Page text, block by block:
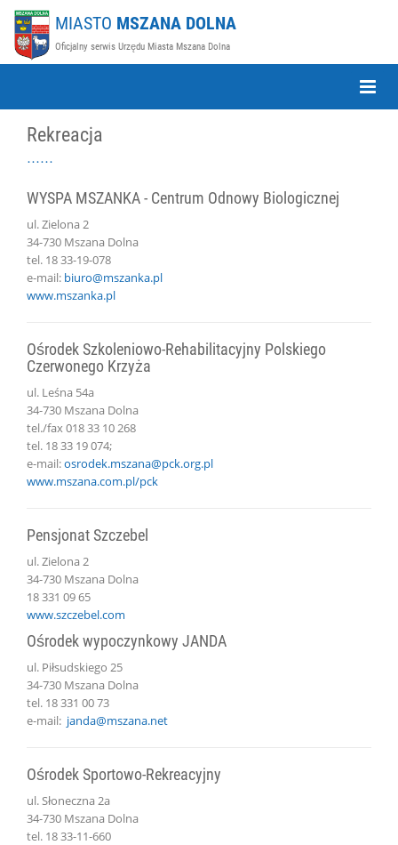
MIASTO MSZANA DOLNA
Oficjalny serwis Urzędu Miasta Mszana Dolna
Toggle
Rekreacja
WYSPA MSZANKA - Centrum Odnowy Biologicznej
ul. Zielona 2
34-730 Mszana Dolna
tel. 18 33-19-078
e-mail: biuro@mszanka.pl
www.mszanka.pl
Ośrodek Szkoleniowo-Rehabilitacyjny Polskiego
Czerwonego Krzyża
ul. Leśna 54a
34-730 Mszana Dolna
tel./fax 018 33 10 268
tel. 18 33 19 074;
e-mail:osrodek.mszana@pck.org.pl
www.mszana.com.pl/pck
Pensjonat Szczebel
ul. Zielona 2
34-730 Mszana Dolna
18 331 09 65
www.szczebel.com
Ośrodek wypoczynkowy JANDA
ul. Piłsudskiego 25
34-730 Mszana Dolna
tel. 18 331 00 73
e-mail: janda@mszana.net
Ośrodek Sportowo-Rekreacyjny
ul. Słoneczna 2a
34-730 Mszana Dolna
tel. 18 33-11-660